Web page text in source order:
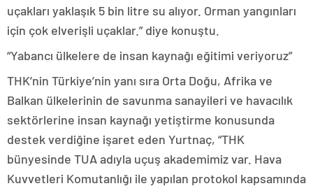
uçakları yaklaşık 5 bin litre su alıyor. Orman yangınları
için çok elverişli uçaklar.” diye konuştu.
“Yabancı ülkelere de insan kaynağı eğitimi veriyoruz”
THK’nin Türkiye’nin yanı sıra Orta Doğu, Afrika ve
Balkan ülkelerinin de savunma sanayileri ve havacılık
sektörlerine insan kaynağı yetiştirme konusunda
destek verdiğine işaret eden Yurtnaç, “THK
bünyesinde TUA adıyla uçuş akademimiz var. Hava
Kuvvetleri Komutanlığı ile yapılan protokol kapsamında